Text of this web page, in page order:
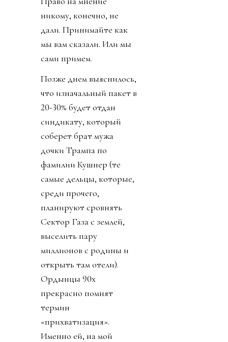
никому, конечно, не
дали. Принимайте как
мы вам сказали. Или мы
сами примем.
Позже днем выяснилось,
что изначальный пакет в
20-30% будет отдан
синдикату, который
соберет брат мужа
дочки Трампа по
фамилии Кушнер (те
самые дельцы, которые,
среди прочего,
планируют сровнять
Сектор Газа с землей,
выселить пару
миллионов с родины и
открыть там отели).
Ордынцы 90х
прекрасно помнят
термин
«прихватизация».
Именно ей, на мой